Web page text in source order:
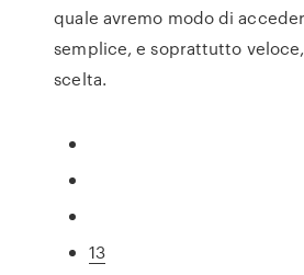
quale avremo modo di
semplice, e soprattutto
scelta.
13